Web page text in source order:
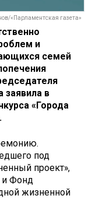
«Парламентская газета»
и
семей
заявила в
«Города
под
проект»,
и Фонд
жизненной